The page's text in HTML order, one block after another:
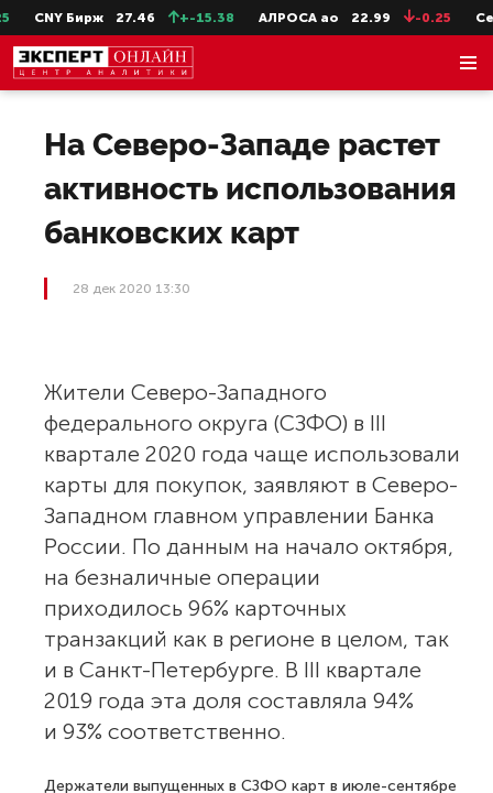
CNY Бирж 27.46 +-15.38 АЛРОСА ао 22.99 -0.25
На Северо-Западе растет
активность использования
банковских карт
28 дек 2020 13:30
Жители Северо-Западного
федерального округа (СЗФО) в III
квартале 2020 года чаще использовали
карты для покупок, заявляют в Северо-
Западном главном управлении Банка
России. По данным на начало октября,
на безналичные операции
приходилось 96% карточных
транзакций как в регионе в целом, так
и в Санкт-Петербурге. В III квартале
2019 года эта доля составляла 94%
и 93% соответственно.
Держатели выпущенных в СЗФО карт в июле-сентябре